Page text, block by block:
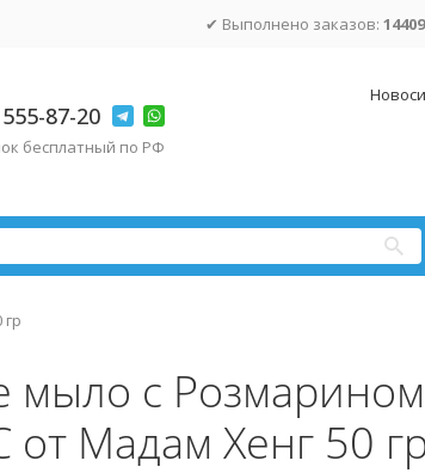
✔ Выполнено заказов:
87-20
бесплатный по РФ
мыло с
Мадам Хенг 50